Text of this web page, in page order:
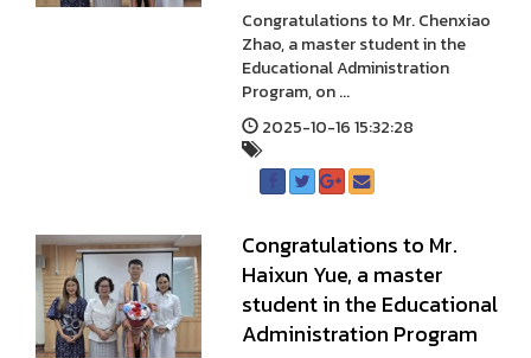
Congratulations to Mr. Chenxiao
Zhao, a master student in the
Educational Administration
Program, on ...
2025-10-16 15:32:28
Congratulations to Mr.
Haixun Yue, a master
student in the Educational
Administration Program